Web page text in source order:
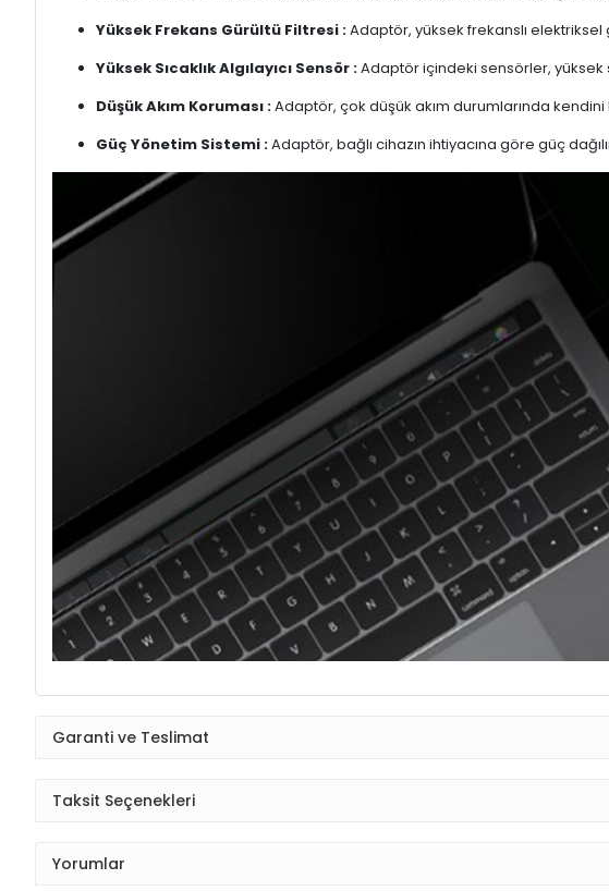
Yüksek Frekans Gürültü Filtresi :Adaptör, yüksek frekanslı elektriksel
Yüksek Sıcaklık Algılayıcı Sensör :Adaptör içindeki sensörler, yüksek
Düşük Akım Koruması :Adaptör, çok düşük akım durumlarında
Güç Yönetim Sistemi :Adaptör, bağlı cihazın ihtiyacına göre güç
Garanti ve Teslimat
Taksit Seçenekleri
Yorumlar